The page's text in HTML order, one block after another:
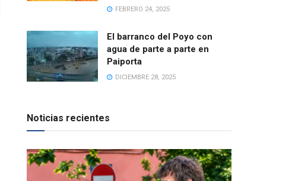
FEBRERO 24, 2025
El barranco del Poyo con
agua de parte a parte en
Paiporta
DICIEMBRE 28, 2025
Noticias recientes